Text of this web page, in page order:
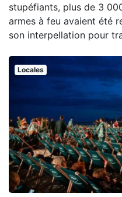
stupéfiants, plus de 3
armes à feu avaient été
son interpellation pour
Locales